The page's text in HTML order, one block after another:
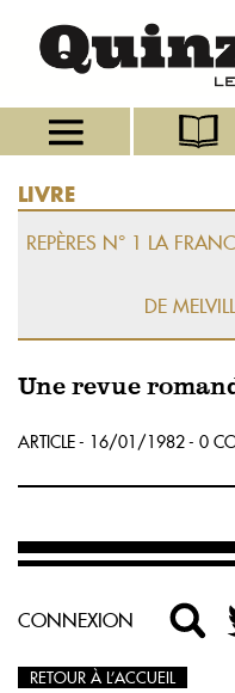
LIVRE
REPÈRES N° 1 LA
DE
Une revue
ARTICLE - 16/01/1982 - 0
CONNEXION
RETOUR À L’ACCUEIL